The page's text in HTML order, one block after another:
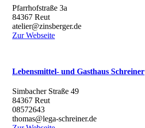
Pfarrhofstraße 3a
84367 Reut
atelier@zinsberger.de
Zur Webseite
Lebensmittel- und Gasthaus Schreiner
Simbacher Straße 49
84367 Reut
08572643
thomas@lega-schreiner.de